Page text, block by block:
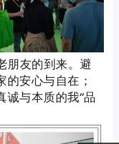
朋友的到来。避
安心与自在；
诚与本质的我“品